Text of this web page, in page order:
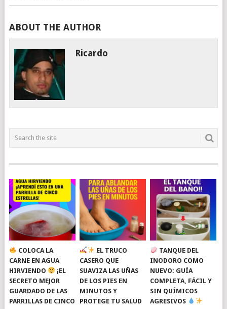
ABOUT THE AUTHOR
Ricardo
COLOCA LA
CARNE EN AGUA
HIRVIENDO
¡EL
SECRETO MEJOR
GUARDADO DE LAS
PARRILLAS DE CINCO
EL TRUCO
CASERO QUE
SUAVIZA LAS UÑAS
DE LOS PIES EN
MINUTOS Y
PROTEGE TU SALUD
TANQUE DEL
INODORO COMO
NUEVO: GUÍA
COMPLETA, FÁCIL Y
SIN QUÍMICOS
AGRESIVOS